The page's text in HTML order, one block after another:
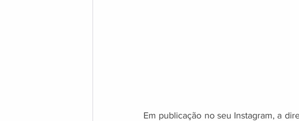
Em publicação no seu Instagram, a